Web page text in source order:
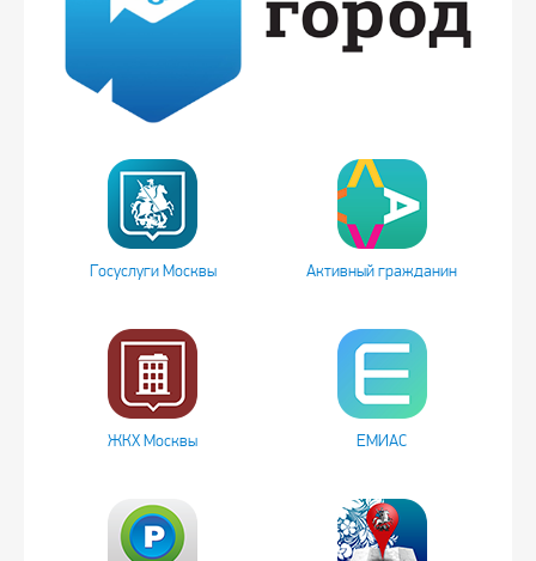
Госуслуги Москвы Активный гражданин
ЖКХ Москвы ЕМИАС